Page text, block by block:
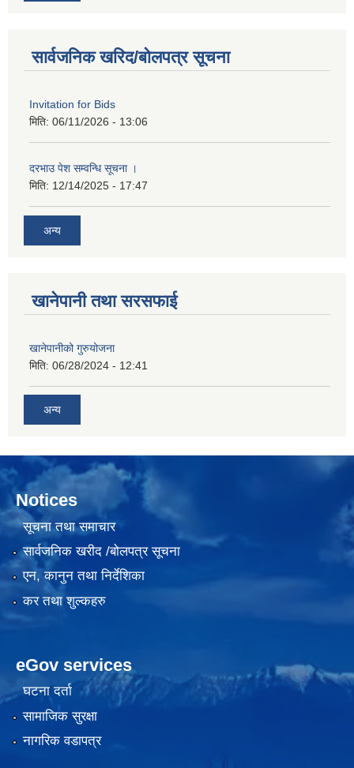
सार्वजनिक खरिद/बोलपत्र सूचना
Invitation for Bids
मिति: 06/11/2026 - 13:06
दरभाउ पेश सम्वन्धि सूचना ।
मिति: 12/14/2025 - 17:47
अन्य
खानेपानी तथा सरसफाई
खानेपानीको गुरुयोजना
मिति: 06/28/2024 - 12:41
अन्य
Notices
सूचना तथा समाचार
सार्वजनिक खरीद /बोलपत्र सूचना
एन, कानुन तथा निर्देशिका
कर तथा शुल्कहरु
eGov services
घटना दर्ता
सामाजिक सुरक्षा
नागरिक वडापत्र